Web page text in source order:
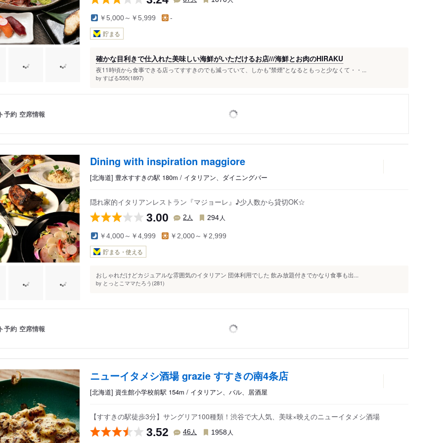
￥5,000～￥5,999 -
貯まる
確かな目利きで仕入れた美味しい海鮮がいただけるお店///海鮮とお肉のHIRAKU
夜11時頃から食事できる店ってすすきのでも減っていて、しかも"禁煙"となるともっと少なくて・・...
by すばる555(1897)
予約 空席情報
Dining with inspiration maggiore
[北海道] 豊水すすきの駅 180m / イタリアン、ダイニングバー
隠れ家的イタリアンレストラン『マジョーレ』♪少人数から貸切OK☆
3.00 2 人 294 人
￥4,000～￥4,999 ￥2,000～￥2,999
貯まる・使える
おしゃれだけどカジュアルな雰囲気のイタリアン 団体利用でした 飲み放題付きでかなり食事も出...
by とっとこママたろう(281)
予約 空席情報
ニューイタメシ酒場 grazie すすきの南4条店
[北海道] 資生館小学校前駅 154m / イタリアン、バル、居酒屋
【すすきの駅徒歩3分】サングリア100種類！渋谷で大人気、美味×映えのニューイタメシ酒場
3.52 46人 1958 人